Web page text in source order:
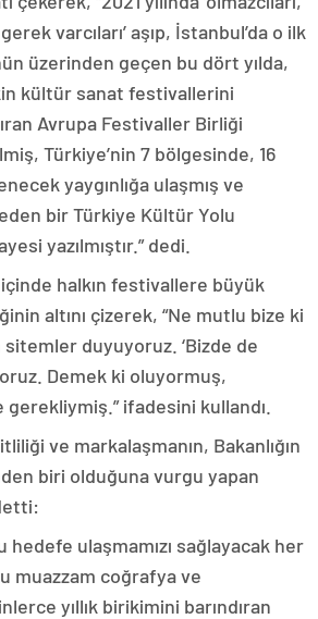
varcıları’ aşıp, İstanbul’da o ilk
üzerinden geçen bu dört yılda,
kültür sanat festivallerini
Avrupa Festivaller Birliği
Türkiye’nin 7 bölgesinde, 16
yaygınlığa ulaşmış ve
bir Türkiye Kültür Yolu
yazılmıştır.” dedi.
halkın festivallere büyük
altını çizerek, “Ne mutlu bize ki
duyuyoruz. ‘Bizde de
Demek ki oluyormuş,
ifadesini kullandı.
ve markalaşmanın, Bakanlığın
biri olduğuna vurgu yapan
hedefe ulaşmamızı sağlayacak her
muazzam coğrafya ve
yıllık birikimini barındıran